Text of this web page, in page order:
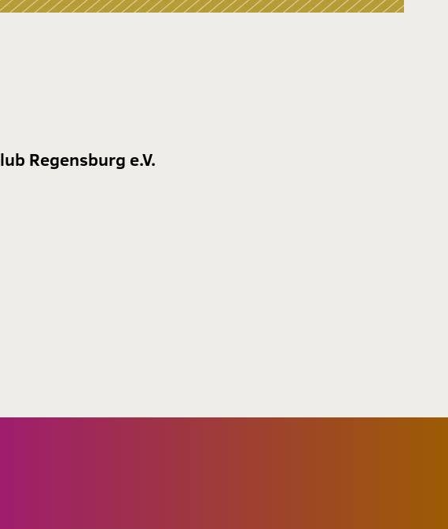
Regensburg e.V.